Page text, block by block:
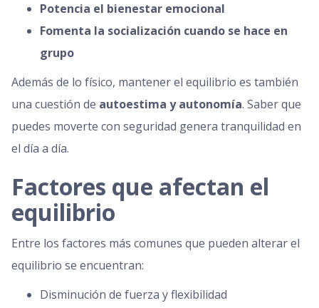
Potencia el bienestar emocional
Fomenta la socialización cuando se hace en
grupo
Además de lo físico, mantener el equilibrio es también
una cuestión de autoestima y autonomía. Saber que
puedes moverte con seguridad genera tranquilidad en
el día a día.
Factores que afectan el
equilibrio
Entre los factores más comunes que pueden alterar el
equilibrio se encuentran:
Disminución de fuerza y flexibilidad